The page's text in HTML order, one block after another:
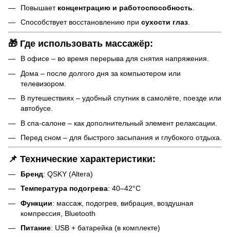
Повышает концентрацию и работоспособность
Способствует восстановлению при сухости глаз.
🎁 Где использовать массажёр:
В офисе – во время перерыва для снятия напряжения.
Дома – после долгого дня за компьютером или
телевизором.
В путешествиях – удобный спутник в самолёте, поезде или
автобусе.
В спа-салоне – как дополнительный элемент релаксации.
Перед сном – для быстрого засыпания и глубокого отдыха.
📌 Технические характеристики:
Бренд: QSKY (Altera)
Температура подогрева: 40–42°C
Функции: массаж, подогрев, вибрация, воздушная
компрессия, Bluetooth
Питание: USB + батарейка (в комплекте)